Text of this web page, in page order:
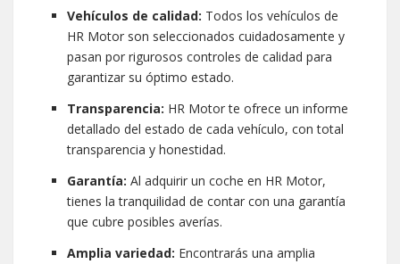
Vehículos de calidad: Todos los vehículos de
HR Motor son seleccionados cuidadosamente y
pasan por rigurosos controles de calidad para
garantizar su óptimo estado.
Transparencia: HR Motor te ofrece un informe
detallado del estado de cada vehículo, con total
transparencia y honestidad.
Garantía: Al adquirir un coche en HR Motor,
tienes la tranquilidad de contar con una garantía
que cubre posibles averías.
Amplia variedad: Encontrarás una amplia